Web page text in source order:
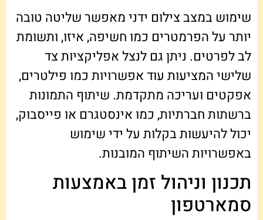
שימוש במצב צילום ידני מאפשר שליטה טובה
יותר על הפרמטרים כמו חשיפה, איזו, ותשומת
לב לפרטים. ניתן גם לנצל אפליקציות צד
שלישי המציעות עוד אפשרויות כמו פילטרים,
אפקטים ועריכה מתקדמת. שיתוף התמונות
ברשתות חברתיות, כמו אינסטגרם או פייסבוק,
יכול להיעשות בקלות על ידי שימוש
באפשרויות השיתוף המובנות.
תכנון וניהול זמן באמצעות
סמארטפון